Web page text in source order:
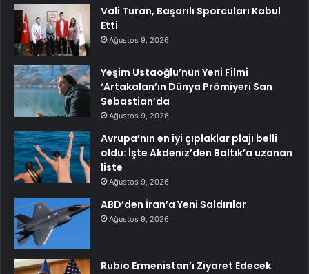
Vali Turan, Başarılı Sporcuları Kabul
Etti
Ağustos 9, 2026
Yeşim Ustaoğlu’nun Yeni Filmi
‘Artakalan’ın Dünya Prömiyeri San
Sebastian’da
Ağustos 9, 2026
Avrupa’nın en iyi çıplaklar plajı belli
oldu: İşte Akdeniz’den Baltık’a uzanan
liste
Ağustos 9, 2026
ABD’den İran’a Yeni Saldırılar
Ağustos 9, 2026
Rubio Ermenistan’ı Ziyaret Edecek